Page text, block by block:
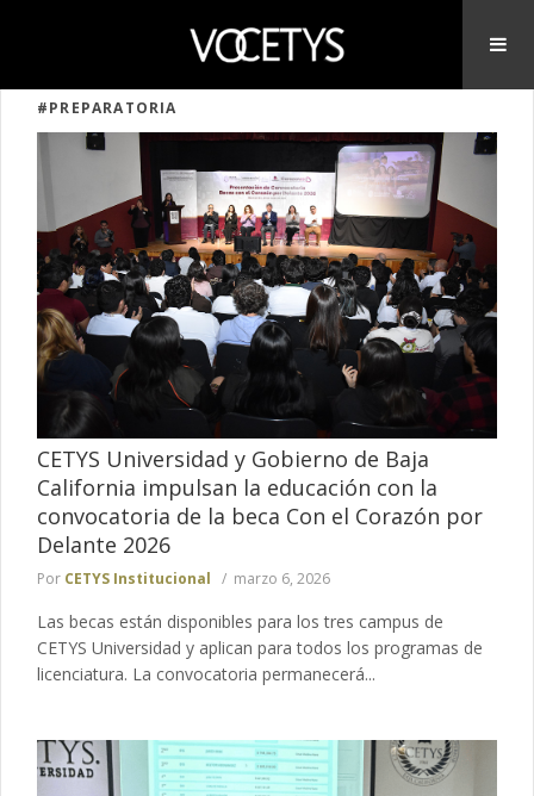
#PREPARATORIA
CETYS Universidad y Gobierno de Baja
California impulsan la educación con la
convocatoria de la beca Con el Corazón por
Delante 2026
Por CETYS Institucional marzo 6, 2026
Las becas están disponibles para los tres campus de
CETYS Universidad y aplican para todos los programas de
licenciatura. La convocatoria permanecerá...